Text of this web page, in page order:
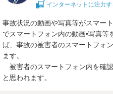
インターネットに注力
事故状況の動画や写真等がスマー
でスマートフォン内の動画•写真
ば、事故の被害者のスマートフォ
ます。
被害者のスマートフォン内を確
と思われます。